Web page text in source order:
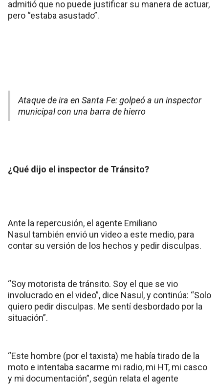
admitió que no puede justificar su manera de actuar,
pero “estaba asustado”.
Ataque de ira en Santa Fe: golpeó a un inspector
municipal con una barra de hierro
¿Qué dijo el inspector de Tránsito?
Ante la repercusión, el agente Emiliano
Nasul también envió un video a este medio, para
contar su versión de los hechos y pedir disculpas.
“Soy motorista de tránsito. Soy el que se vio
involucrado en el video”, dice Nasul, y continúa: “Solo
quiero pedir disculpas. Me sentí desbordado por la
situación”.
“Este hombre (por el taxista) me había tirado de la
moto e intentaba sacarme mi radio, mi HT, mi casco
y mi documentación”, según relata el agente